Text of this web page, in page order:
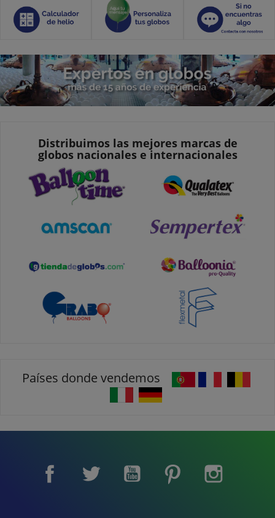
Distribuimos las mejores marcas de
globos nacionales e internacionales
Países donde vendemos
Facebook Twitter YouTube Pinterest